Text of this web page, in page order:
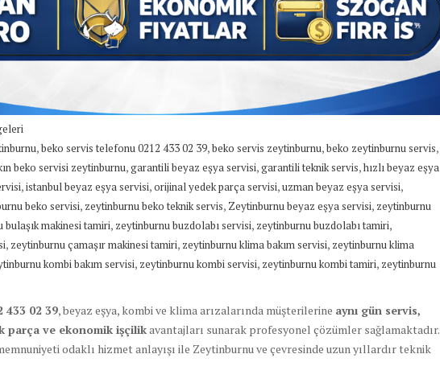
,beko servis telefonu 0212 433 02 39,beko servis zeytinburnu,beko zeytinburnu servis,
beko servisi zeytinburnu,garantili beyaz eşya servisi,garantili teknik servis,hızlı beyaz eşya
,istanbul beyaz eşya servisi,orijinal yedek parça servisi,uzman beyaz eşya servisi,
beko servisi, zeytinburnu beko teknik servis, Zeytinburnu beyaz eşya servisi, zeytinburnu
bulaşık makinesi tamiri, zeytinburnu buzdolabı servisi, zeytinburnu buzdolabı tamiri,
, zeytinburnu çamaşır makinesi tamiri, zeytinburnu klima bakım servisi, zeytinburnu klima
kombi bakım servisi, zeytinburnu kombi servisi, zeytinburnu kombi tamiri, zeytinburnu
433 02 39, beyaz eşya, kombi ve klima arızalarında müşterilerine aynı gün servis,
parça ve ekonomik işçilikavantajları sunarak profesyonel çözümler sağlamaktadır.
odaklı hizmet anlayışı ile Zeytinburnu ve çevresinde uzun yıllardır teknik